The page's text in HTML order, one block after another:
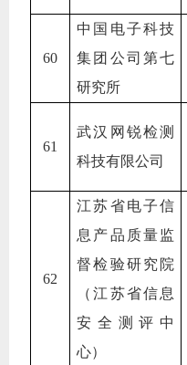
60
中国电子科技
集团公司第七
研究所
61
武汉网锐检测
科技有限公司
62
江苏省电子信
息产品质量监
督检验研究院
（江苏省信息
安全测评中
心）